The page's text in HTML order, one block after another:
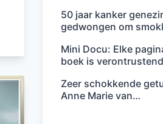
50 jaar kanker
gedwongen om
Mini Docu: Elke
boek is
Zeer schokkende
Anne Marie van…